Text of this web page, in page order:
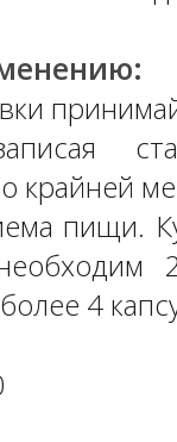
крайней
пищи.
4